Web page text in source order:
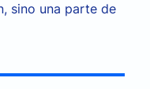
sino una parte de